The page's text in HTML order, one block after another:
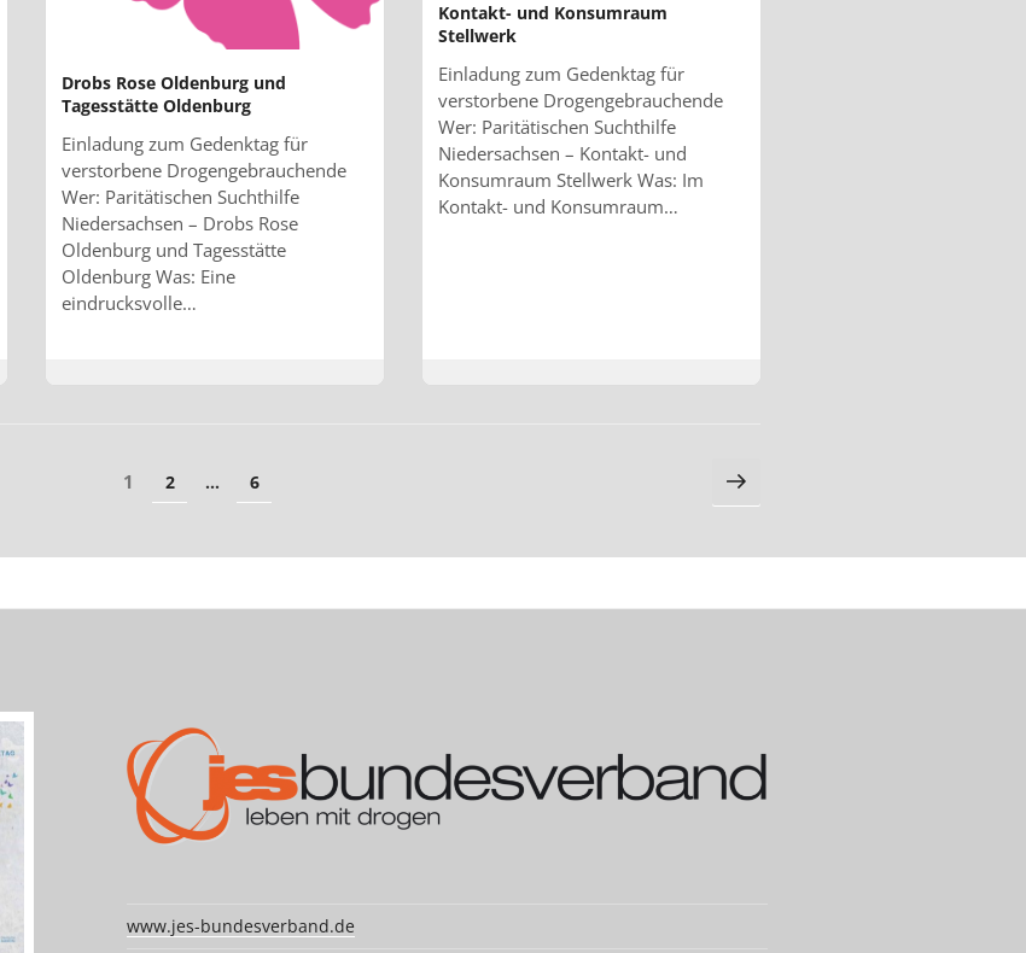
Drobs Rose Oldenburg und
Tagesstätte Oldenburg
Einladung zum Gedenktag für
verstorbene Drogengebrauchende
Wer: Paritätischen Suchthilfe
Niedersachsen – Drobs Rose
Oldenburg und Tagesstätte
Oldenburg Was: Eine
eindrucksvolle…
Kontakt- und Konsumraum
Stellwerk
Einladung zum Gedenktag für
verstorbene Drogengebrauchende
Wer: Paritätischen Suchthilfe
Niedersachsen – Kontakt- und
Konsumraum Stellwerk Was: Im
Kontakt- und Konsumraum…
Seite
1 Seite
2 … Seite
6 Nächste
Seite
www.jes-bundesverband.de